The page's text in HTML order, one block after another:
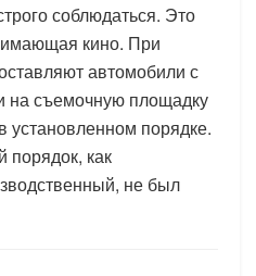
соблюдаться. Это
кино. При
автомобили с
съемочную площадку
установленном порядке.
порядок, как
не был